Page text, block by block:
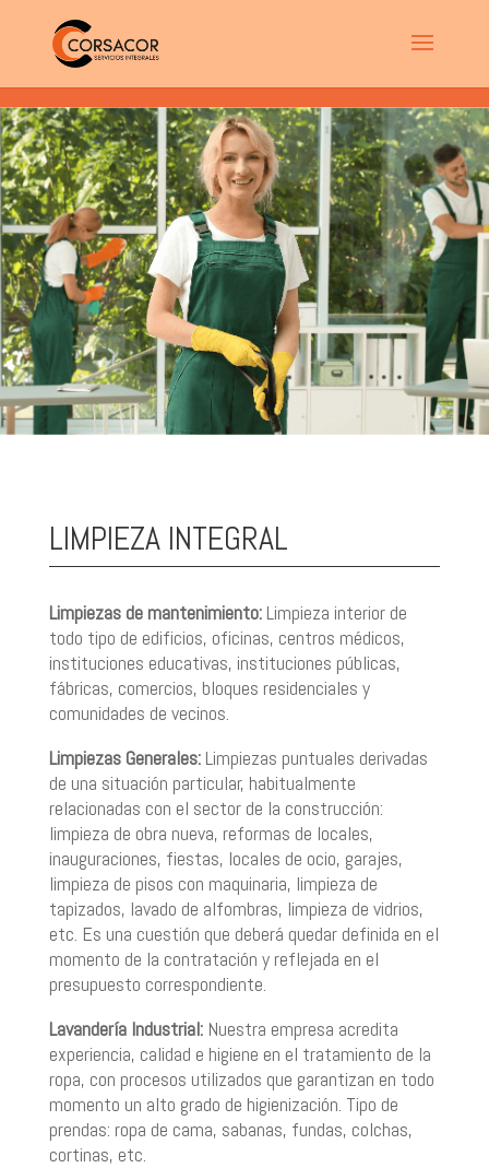
LIMPIEZA INTEGRAL
Limpiezas de mantenimiento:Limpieza interior de
todo tipo de edificios, oficinas, centros médicos,
instituciones educativas, instituciones públicas,
fábricas, comercios, bloques residenciales y
comunidades de vecinos.
Limpiezas Generales:Limpiezas puntuales derivadas
de una situación particular, habitualmente
relacionadas con el sector de la construcción:
limpieza de obra nueva, reformas de locales,
inauguraciones, fiestas, locales de ocio, garajes,
limpieza de pisos con maquinaria, limpieza de
tapizados, lavado de alfombras, limpieza de vidrios,
etc. Es una cuestión que deberá quedar definida en el
momento de la contratación y reflejada en el
presupuesto correspondiente.
LavanderíaIndustrial:Nuestra empresa acredita
experiencia, calidad e higiene en el tratamiento de la
ropa, con procesos utilizados que garantizan en todo
momento un alto grado de higienización. Tipo de
prendas: ropa de cama, sabanas, fundas, colchas,
cortinas, etc.